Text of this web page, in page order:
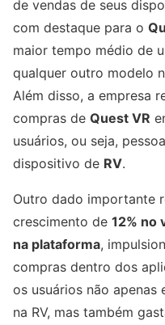
de vendas de seus
com destaque para o
maior tempo médio de
qualquer outro modelo
Além disso, a empresa
compras de Quest VR
usuários, ou seja,
dispositivo de RV.
Outro dado importante
crescimento de 12% no
na plataforma,
compras dentro dos
os usuários não apenas
na RV, mas também